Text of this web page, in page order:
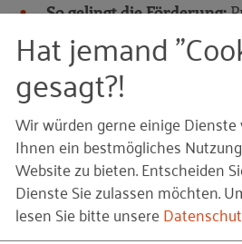
So gelingt die Förderung:
Auswahl/Prüfung und
achten sollten
Ziel ist, dass Sie über unser
Start-ups mit
kennenlernen und daraus
Kooperationsansätze ableiten
Landesprogramm
Hat jemand
gesagt?!
Wir würden gerne einige
Ihnen ein bestmögliches
Website zu bieten. Entscheiden
Dienste Sie zulassen möchten.
lesen Sie bitte unsere